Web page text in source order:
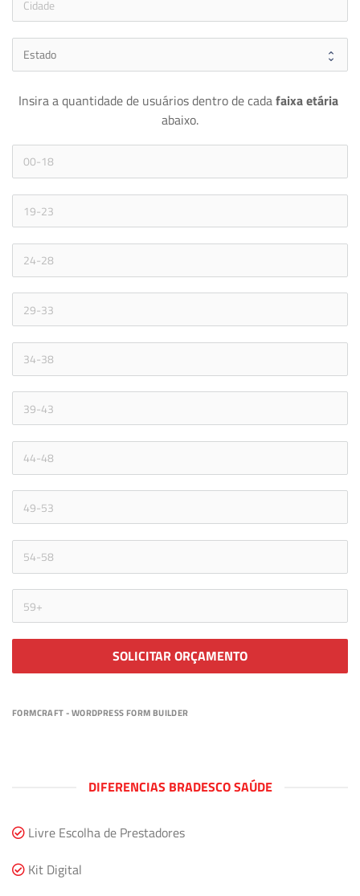
Insira a quantidade de usuários dentro de cada
abaixo.
SOLICITAR ORÇAMENTO
FORMCRAFT - WORDPRESS FORM BUILDER
DIFERENCIAS BRADESCO SAÚDE
Livre Escolha de Prestadores
Kit Digital